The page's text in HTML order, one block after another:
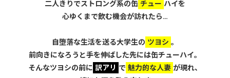
二人きりでストロング系の缶 チュー ハイを
心ゆくまで飲む機会が訪れたら…
自堕落な生活を送る大学生の ツヨシ 。
前向きになろうと手を伸ばした先には缶チューハイ。
そんなツヨシの前に 訳アリ で 魅力的な人妻 が現れ、